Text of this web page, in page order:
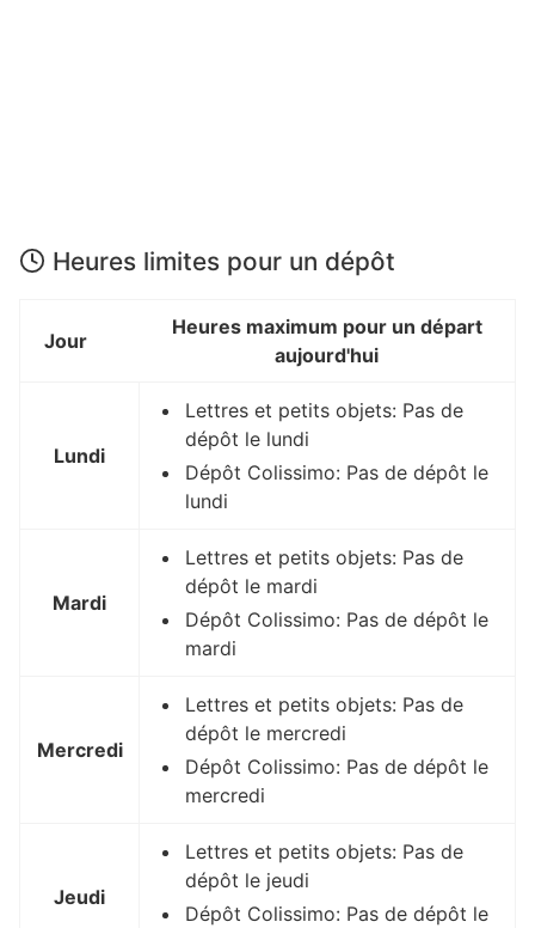
Heures limites pour un dépôt
Jour
Heures maximum pour un départ
aujourd'hui
Lundi
Lettres et petits objets: Pas de
dépôt le lundi
Dépôt Colissimo: Pas de dépôt le
lundi
Mardi
Lettres et petits objets: Pas de
dépôt le mardi
Dépôt Colissimo: Pas de dépôt le
mardi
Mercredi
Lettres et petits objets: Pas de
dépôt le mercredi
Dépôt Colissimo: Pas de dépôt le
mercredi
Jeudi
Lettres et petits objets: Pas de
dépôt le jeudi
Dépôt Colissimo: Pas de dépôt le